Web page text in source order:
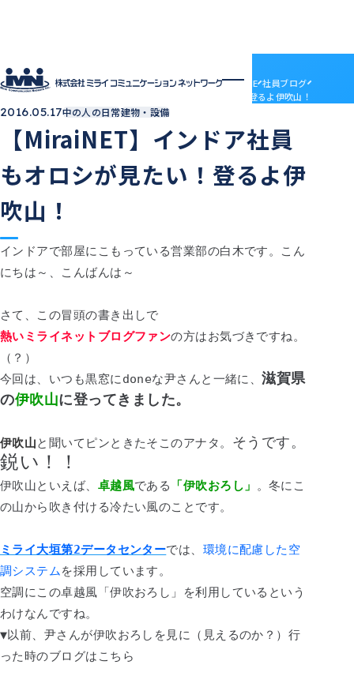
企業情報トップ
電子決済等代行業について
部門紹介
アクセス
サービス
サービストップ
MRS
Mirai DC
BSN(ミライ・ビジネスサポートネットワーク)
ミライネット
七宗町光インターネットサービス
国際標準デジタルインボイス対応「PeppoLink」
採用情報
採用情報トップ
ABOUT MIRAI
INTERVIEW
社員ブログ
アクセス
お知らせ
プロバイダー・レンタルサーバー代理店
他社商標について
社員ブログ
HOME 社員ブログ
【MiraiNET】インドア社員もオロシが見たい！登るよ伊吹山！
2016.05.17中の人の日常建物・設備
【MiraiNET】インドア社員
もオロシが見たい！登るよ伊
吹山！
インドアで部屋にこもっている営業部の白木です。こん
にちは～、こんばんは～
さて、この冒頭の書き出しで
熱いミライネットブログファンの方はお気づきですね。
（？）
今回は、いつも黒窓にdoneな尹さんと一緒に、滋賀県
の伊吹山に登ってきました。
伊吹山と聞いてピンときたそこのアナタ。 そうです。
鋭い！！
伊吹山といえば、 卓越風である 「伊吹おろし」 。冬にこ
の山から吹き付ける冷たい風のことです。
ミライ大垣第2データセンターでは、 環境に配慮した空
調システムを採用しています。
空調にこの卓越風「伊吹おろし」を利用しているという
わけなんですね。
▼以前、尹さんが伊吹おろしを見に（見えるのか？）行
った時のブログはこちら